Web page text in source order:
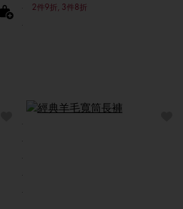
2件9折, 3件8折